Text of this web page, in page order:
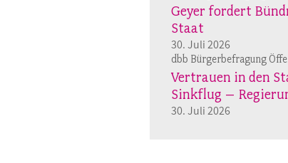
Geyer fordert
Staat
30. Juli 2026
dbb Bürgerbefragung
Vertrauen in den
Sinkflug –
30. Juli 2026